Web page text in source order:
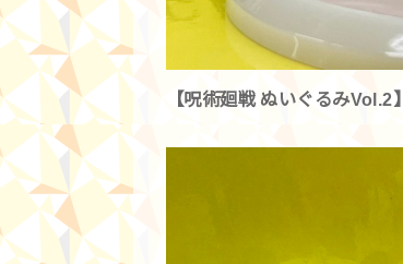
【呪術廻戦 ぬいぐるみVol.2】